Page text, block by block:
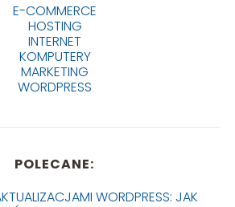
E-COMMERCE
HOSTING
INTERNET
KOMPUTERY
MARKETING
WORDPRESS
POLECANE:
WORDPRESS: JAK